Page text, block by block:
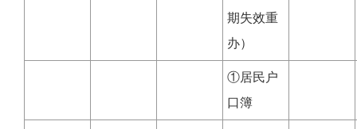
期失效重
办）
①居民户
口簿